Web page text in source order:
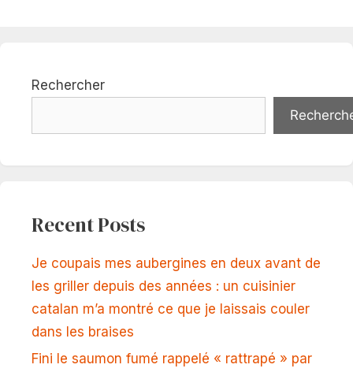
Rechercher
Recent Posts
Je coupais mes aubergines en deux avant de
les griller depuis des années : un cuisinier
catalan m’a montré ce que je laissais couler
dans les braises
Fini le saumon fumé rappelé « rattrapé » par